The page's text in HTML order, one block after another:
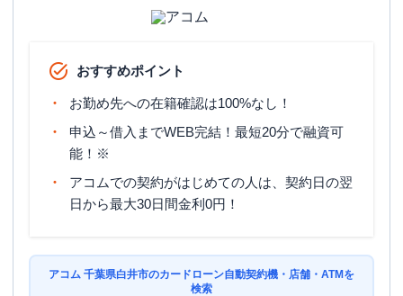
おすすめポイント
お勤め先への在籍確認は100%なし！
申込～借入までWEB完結！最短20分で融資可
能！※
アコムでの契約がはじめての人は、契約日の翌
日から最大30日間金利0円！
アコム 千葉県白井市のカードローン自動契約機・店舗・ATMを
検索